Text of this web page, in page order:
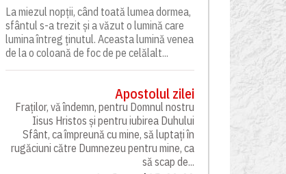
La miezul nopții, când toată lumea dormea,
sfântul s-a trezit și a văzut o lumină care
lumina întreg ținutul. Aceasta lumină venea
de la o coloană de foc de pe celălalt...
Apostolul zilei
Fraților, vă îndemn, pentru Domnul nostru
Iisus Hristos și pentru iubirea Duhului
Sfânt, ca împreună cu mine, să luptați în
rugăciuni către Dumnezeu pentru mine, ca
să scap de...